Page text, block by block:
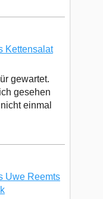
Kettensalat
gewartet.
gesehen
einmal
Uwe Reemts